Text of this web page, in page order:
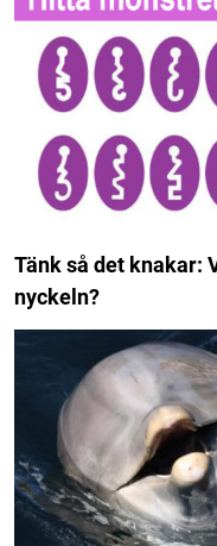
Tänk så det knakar:
nyckeln?